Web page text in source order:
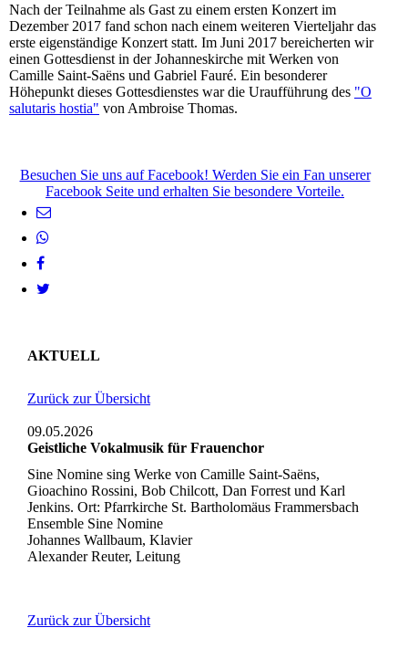
Nach der Teilnahme als Gast zu einem ersten Konzert im
Dezember 2017 fand schon nach einem weiteren Vierteljahr das
erste eigenständige Konzert statt. Im Juni 2017 bereicherten wir
einen Gottesdienst in der Johanneskirche mit Werken von
Camille Saint-Saëns und Gabriel Fauré. Ein besonderer
Höhepunkt dieses Gottesdienstes war die Uraufführung des "O
salutaris hostia" von Ambroise Thomas.
Besuchen Sie uns auf Facebook! Werden Sie ein Fan unserer
Facebook Seite und erhalten Sie besondere Vorteile.
AKTUELL
Zurück zur Übersicht
09.05.2026
Geistliche Vokalmusik für Frauenchor
Sine Nomine sing Werke von Camille Saint-Saëns,
Gioachino Rossini, Bob Chilcott, Dan Forrest und Karl
Jenkins. Ort: Pfarrkirche St. Bartholomäus Frammersbach
Ensemble Sine Nomine
Johannes Wallbaum, Klavier
Alexander Reuter, Leitung
Zurück zur Übersicht